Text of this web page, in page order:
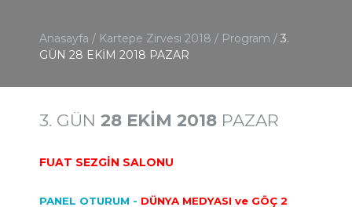
Anasayfa / Kartepe Zirvesi 2018 / Program / 3.
GÜN 28 EKİM 2018 PAZAR
3. GÜN 28 EKİM 2018 PAZAR
FUAT SEZGİN SALONU
PANEL OTURUM - DÜNYA MEDYASI ve GÖÇ 2